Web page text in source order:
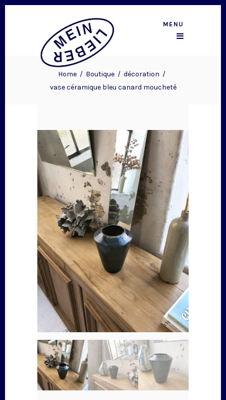
MENU
Home/ Boutique/ décoration /
vase céramique bleu canard moucheté